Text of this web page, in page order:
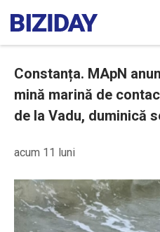
Constanța. MApN
mină marină de
de la Vadu, duminică
acum 11 luni